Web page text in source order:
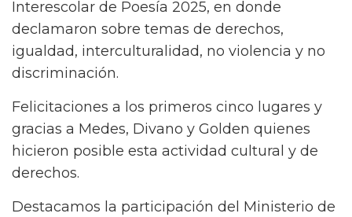
Interescolar de Poesía 2025, en donde
declamaron sobre temas de derechos,
igualdad, interculturalidad, no violencia y no
discriminación.
Felicitaciones a los primeros cinco lugares y
gracias a Medes, Divano y Golden quienes
hicieron posible esta actividad cultural y de
derechos.
Destacamos la participación del Ministerio de